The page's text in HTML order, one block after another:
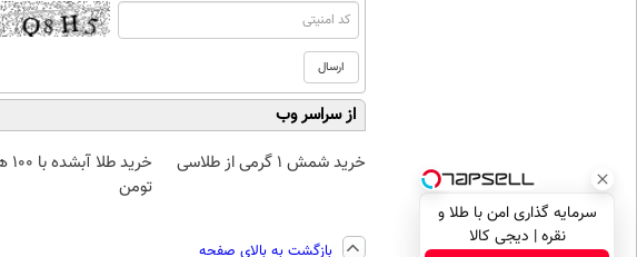
از سراسر وب
خرید شمش 1 گرمی از طلاسی
تومن
بازگشت به بالای صفحه
سرمایه گذاری امن با طلا و
نقره | دیجی کالا